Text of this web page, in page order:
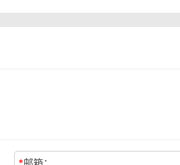
*邮箱：